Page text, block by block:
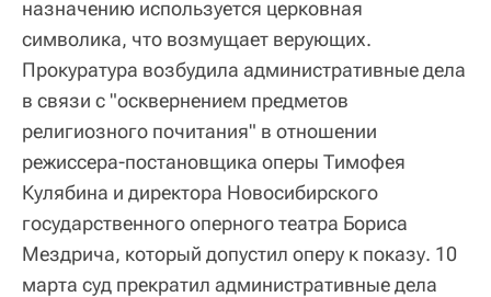
назначению используется церковная
символика, что возмущает верующих.
Прокуратура возбудила административные дела
в связи с "осквернением предметов
религиозного почитания" в отношении
режиссера-постановщика оперы Тимофея
Кулябина и директора Новосибирского
государственного оперного театра Бориса
Мездрича, который допустил оперу к показу. 10
марта суд прекратил административные дела